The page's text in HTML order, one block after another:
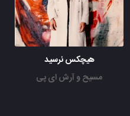
هیچکس نرسید
مسیح و آرش ای پی